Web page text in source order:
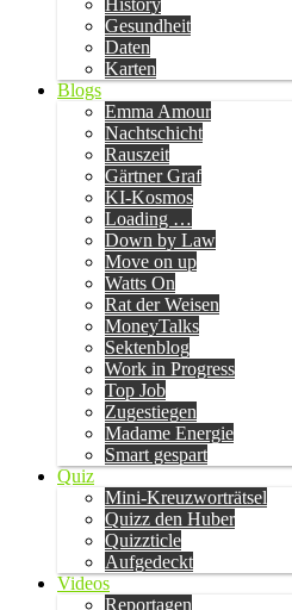
History
Gesundheit
Daten
Karten
Blogs
Emma Amour
Nachtschicht
Rauszeit
Gärtner Graf
KI-Kosmos
Loading …
Down by Law
Move on up
Watts On
Rat der Weisen
MoneyTalks
Sektenblog
Work in Progress
Top Job
Zugestiegen
Madame Energie
Smart gespart
Quiz
Mini-Kreuzworträtsel
Quizz den Huber
Quizzticle
Aufgedeckt
Videos
Reportagen